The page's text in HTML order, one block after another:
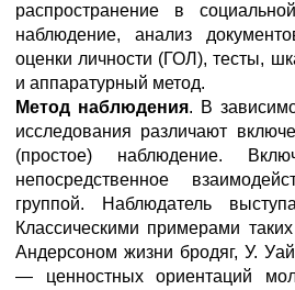
распространение в
наблюдение, анализ
оценки личности (ГОЛ), тесты,
и аппаратурный метод.
Метод наблюдения. В
исследования различают
(простое) наблюдение.
непосредственное
группой. Наблюдатель
Классическими примерами
Андерсоном жизни бродяг, У.
— ценностных ориентаций